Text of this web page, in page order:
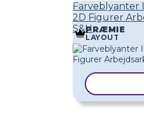
Farveblyanter
2D Figurer
S&HPRÆMIE
LAYOUT